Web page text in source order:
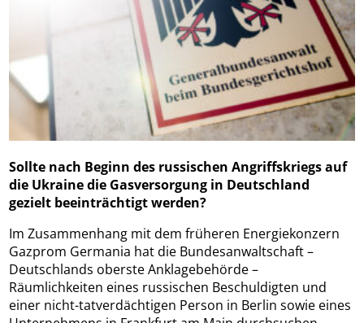
Sollte nach Beginn des russischen Angriffskriegs auf
die Ukraine die Gasversorgung in Deutschland
gezielt beeinträchtigt werden?
Im Zusammenhang mit dem früheren Energiekonzern
Gazprom Germania hat die Bundesanwaltschaft –
Deutschlands oberste Anklagebehörde –
Räumlichkeiten eines russischen Beschuldigten und
einer nicht-tatverdächtigen Person in Berlin sowie eines